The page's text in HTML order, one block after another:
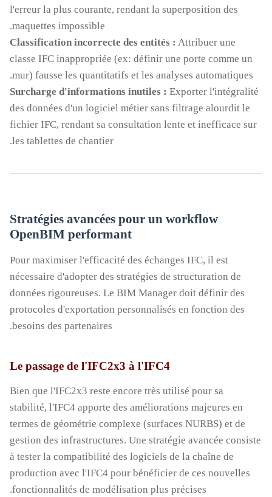
l'erreur la plus courante, rendant la superposition des
maquettes impossible.
Classification incorrecte des entités : Attribuer une
classe IFC inappropriée (ex: définir une porte comme un
mur) fausse les quantitatifs et les analyses automatiques.
Surcharge d'informations inutiles : Exporter l'intégralité
des données d'un logiciel métier sans filtrage alourdit le
fichier IFC, rendant sa consultation lente et inefficace sur
les tablettes de chantier.
Stratégies avancées pour un workflow
OpenBIM performant
Pour maximiser l'efficacité des échanges IFC, il est
nécessaire d'adopter des stratégies de structuration de
données rigoureuses. Le BIM Manager doit définir des
protocoles d'exportation personnalisés en fonction des
besoins des partenaires.
Le passage de l'IFC2x3 à l'IFC4
Bien que l'IFC2x3 reste encore très utilisé pour sa
stabilité, l'IFC4 apporte des améliorations majeures en
termes de géométrie complexe (surfaces NURBS) et de
gestion des infrastructures. Une stratégie avancée consiste
à tester la compatibilité des logiciels de la chaîne de
production avec l'IFC4 pour bénéficier de ces nouvelles
fonctionnalités de modélisation plus précises.